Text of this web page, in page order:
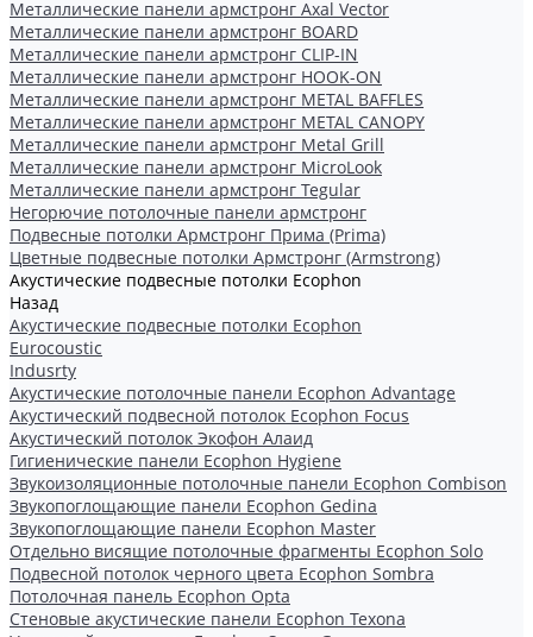
Металлические панели армстронг Axal Vector
Металлические панели армстронг BOARD
Металлические панели армстронг CLIP-IN
Металлические панели армстронг HOOK-ON
Металлические панели армстронг METAL BAFFLES
Металлические панели армстронг METAL CANOPY
Металлические панели армстронг Metal Grill
Металлические панели армстронг MicroLook
Металлические панели армстронг Tegular
Негорючие потолочные панели армстронг
Подвесные потолки Армстронг Прима (Prima)
Цветные подвесные потолки Армстронг (Armstrong)
Акустические подвесные потолки Ecophon
Назад
Акустические подвесные потолки Ecophon
Eurocoustic
Indusrty
Акустические потолочные панели Ecophon Advantage
Акустический подвесной потолок Ecophon Focus
Акустический потолок Экофон Алаид
Гигиенические панели Ecophon Hygiene
Звукоизоляционные потолочные панели Ecophon Combison
Звукопоглощающие панели Ecophon Gedina
Звукопоглощающие панели Ecophon Master
Отдельно висящие потолочные фрагменты Ecophon Solo
Подвесной потолок черного цвета Ecophon Sombra
Потолочная панель Ecophon Opta
Стеновые акустические панели Ecophon Texona